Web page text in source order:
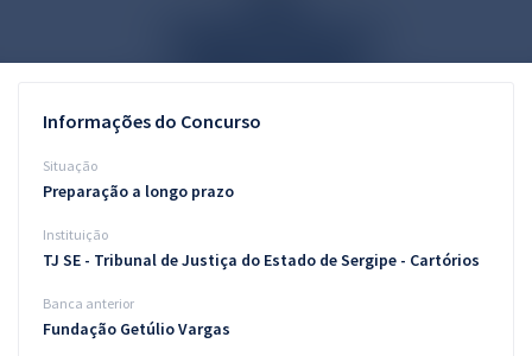
Conteúdo gratuito
Blog
Informações do Concurso
Situação
Preparação a longo prazo
Instituição
TJ SE - Tribunal de Justiça do Estado de Sergipe - Cartórios
Banca anterior
Fundação Getúlio Vargas